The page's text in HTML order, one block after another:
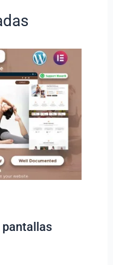
pantallas